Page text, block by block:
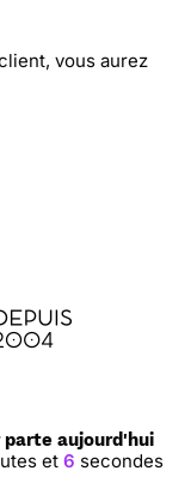
vous aurez
aujourd'hui
et5 secondes